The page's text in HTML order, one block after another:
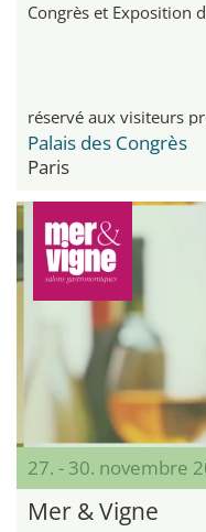
Congrès et Exposition
réservé aux visiteurs
Palais des Congrès
Paris
27. - 30. novembre
Mer & Vigne